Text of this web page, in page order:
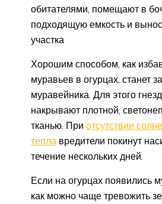
обитателями, помещают в
подходящую емкость и
участка
Хорошим способом, как
муравьев в огурцах, станет
муравейника. Для этого
накрывают плотной,
тканью. При отсутствии
тепла вредители покинут
течение нескольких дней.
Если на огурцах появились
как можно чаще тревожить